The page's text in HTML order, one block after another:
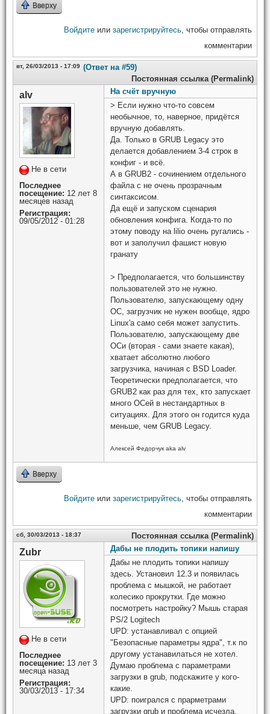
Вверху
Войдите или зарегистрируйтесь , чтобы отправлять
комментарии
вт, 26/03/2013 - 17:09 (Ответ на #59)
Постоянная ссылка (Permalink)
alv
Не в сети
Последнее
посещение: 12 лет 8
месяцев назад
Регистрация:
09/05/2012 - 01:28
На счёт вручную
> Если нужно что-то совсем
необычное, то, наверное, придётся
вручную добавлять.
Да. Только в GRUB Legacy это
делается добавлением 3-4 строк в
конфиг - и всё.
А в GRUB2 - сочинением отдельного
файла с не очень прозрачным
синтаксисом.
Да ещё и запуском сценария
обновления конфига. Когда-то по
этому поводу на lilio очень ругались -
вот и заполучил фашист новую
гранату
> Предполагается, что большинству
пользователей это не нужно.
Пользователю, запускающему одну
ОС, загрузчик не нужен вообще, ядро
Linux'а само себя может запустить.
Пользователю, запускающему две
ОСи (вторая - сами знаете какая),
хватает абсолютно любого
загрузчика, начиная с BSD Loader.
Теоретически предполагается, что
GRUB2 как раз для тех, кто запускает
много ОСей в нестандартных в
ситуациях. Для этого он годится куда
меньше, чем GRUB Legacy.
Алексей Федорчук aka alv
Вверху
Войдите или зарегистрируйтесь, чтобы отправлять
комментарии
сб, 30/03/2013 - 18:37 Постоянная ссылка (Permalink)
Zubr
Не в сети
Последнее
посещение: 13 лет 3
месяца назад
Регистрация:
30/03/2013 - 17:34
Дабы не плодить топики напишу
Дабы не плодить топики напишу
здесь. Установил 12.3 и появилась
проблема с мышкой, не работает
колесико прокрутки. Где можно
посмотреть настройку? Мышь старая
PS/2 Logitech
UPD: устанавливал с опцией
"Безопасные параметры ядра", т.к по
другому устанавилаться не хотел.
Думаю проблема с параметрами
загрузки в grub, подскажите у кого-
какие.
UPD: поигрался с прарметрами
загрузки grub и проблема исчезла.